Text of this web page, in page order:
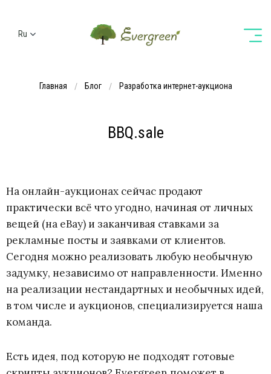
Ru
Главная Блог Разработка интернет-аукциона
BBQ.sale
На онлайн-аукционах сейчас продают
практически всё что угодно, начиная от личных
вещей (на eBay) и заканчивая ставками за
рекламные посты и заявками от клиентов.
Сегодня можно реализовать любую необычную
задумку, независимо от направленности. Именно
на реализации нестандартных и необычных идей,
в том числе и аукционов, специализируется наша
команда.
Есть идея, под которую не подходят готовые